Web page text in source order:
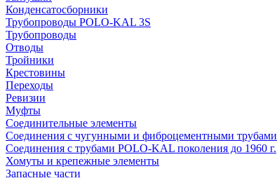
Конденсатосборники
Трубопроводы POLO-KAL 3S
Трубопроводы
Отводы
Тройники
Крестовины
Переходы
Ревизии
Муфты
Соединительные элементы
Соединения с чугунными и фиброцементными трубами
Соединения с трубами POLO-KAL поколения до 1960 г.
Хомуты и крепежные элементы
Запасные части